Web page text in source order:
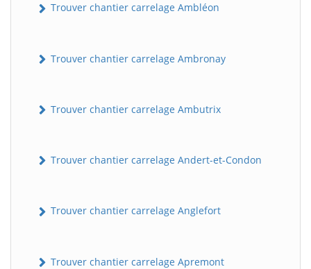
Trouver chantier carrelage Ambléon
Trouver chantier carrelage Ambronay
Trouver chantier carrelage Ambutrix
Trouver chantier carrelage Andert-et-Condon
Trouver chantier carrelage Anglefort
Trouver chantier carrelage Apremont